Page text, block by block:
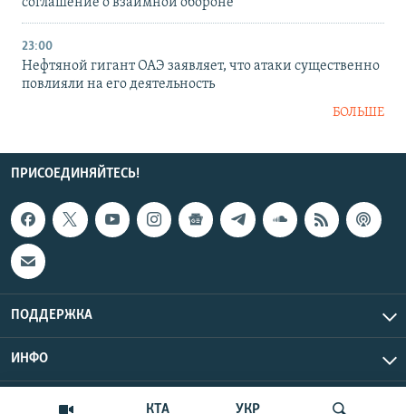
КТА УКР
23:00
Нефтяной гигант ОАЭ заявляет, что атаки существенно
повлияли на его деятельность
БОЛЬШЕ
ПРИСОЕДИНЯЙТЕСЬ!
ПОДДЕРЖКА
ИНФО
Copyright Крым.Реалии, 2026 | Все права защищены.
UTC+3